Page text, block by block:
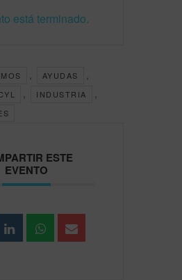
está terminado.
, AYUDAS ,
, INDUSTRIA ,
ESTE
EVENTO